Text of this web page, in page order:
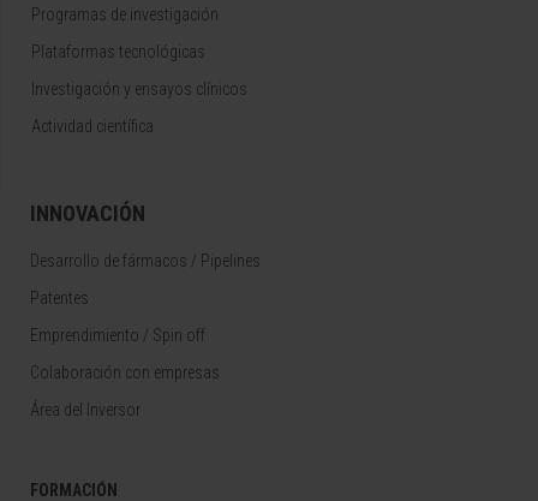
Programas de investigación
Plataformas tecnológicas
Investigación y ensayos clínicos
Actividad científica
INNOVACIÓN
Desarrollo de fármacos / Pipelines
Patentes
Emprendimiento / Spin off
Colaboración con empresas
Área del Inversor
FORMACIÓN